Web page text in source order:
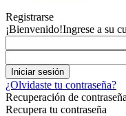
Registrarse
¡Bienvenido!Ingrese a su
¿Olvidaste tu contraseña?
Recuperación de contraseña
Recupera tu contraseña